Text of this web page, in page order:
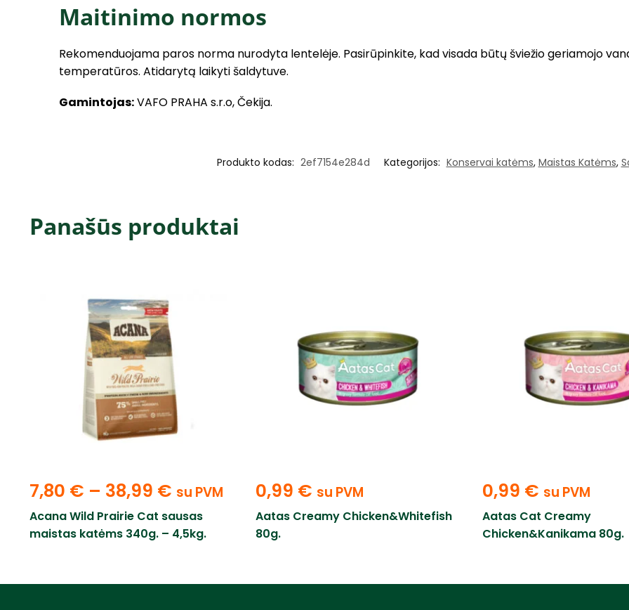
Maitinimo normos
Rekomenduojama paros norma nurodyta lentelėje. Pasirūpinkite, kad visada būtų šviežio geriamojo
temperatūros. Atidarytą laikyti šaldytuve.
Gamintojas:VAFO PRAHA s.r.o, Čekija.
Produkto kodas: 2ef7154e284d Kategorijos: Konservai katėms, Maistas Katėms,
Panašūs produktai
7,80 € – 38,99 € su PVM
Acana Wild Prairie Cat sausas
maistas katėms 340g. – 4,5kg.
0,99 € su PVM
Aatas Creamy Chicken&Whitefish
80g.
0,99 € su PVM
Aatas Cat Creamy
Chicken&Kanikama 80g.